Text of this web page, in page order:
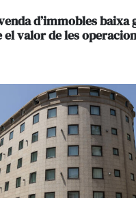
d’immobles baixa
el valor de les